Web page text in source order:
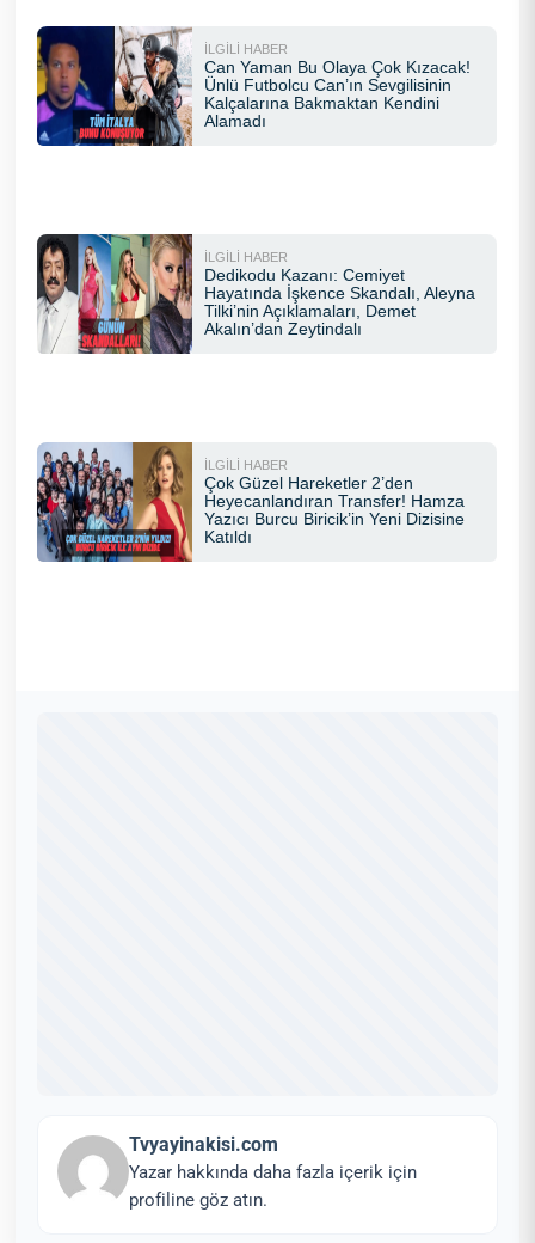
Tvyayinakisi.com
Yazar hakkında daha fazla içerik için
profiline göz atın.